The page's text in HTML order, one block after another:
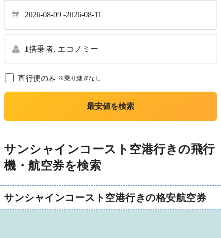
2026-08-09 2026-08-11
1搭乗者, エコノミー
直行便のみ ※乗り継ぎなし
最安値を検索
サンシャインコースト空港行きの飛行
機・航空券を検索
サンシャインコースト空港行きの格安航空券